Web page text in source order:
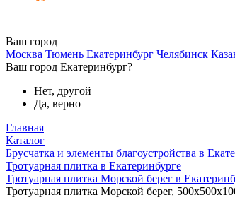
Ваш город
Москва Тюмень Екатеринбург Челябинск
Ваш город Екатеринбург?
Нет, другой
Да, верно
Главная
Каталог
Брусчатка и элементы благоустройства в
Тротуарная плитка в Екатеринбурге
Тротуарная плитка Морской берег в
Тротуарная плитка Морской берег,